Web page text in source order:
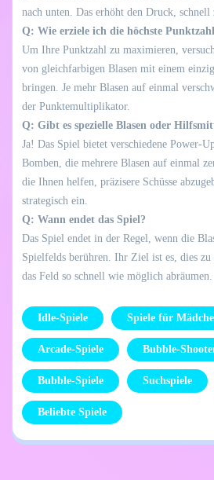
nach unten. Das erhöht den Druck, schnell
Q: Wie erziele ich die höchste
Um Ihre Punktzahl zu maximieren,
von gleichfarbigen Blasen mit einem
bringen. Je mehr Blasen auf einmal
der Punktemultiplikator.
Q: Gibt es spezielle Blasen oder
Ja! Das Spiel bietet verschiedene Power-
Bomben, die mehrere Blasen auf einmal
die Ihnen helfen, präzisere Schüsse
strategisch ein.
Q: Wann endet das Spiel?
Das Spiel endet in der Regel, wenn die
Spielfelds berühren. Ihr Ziel ist es, dies
das Feld so schnell wie möglich abräumen.
Idle-Spiele Spiele für
Arcade-Spiele Bubble-
Bubble-Spiele Suchspiele
Beliebte Spiele